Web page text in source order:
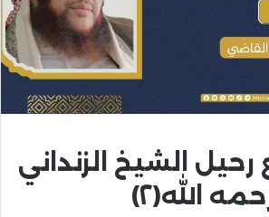
الشيخ الزنداني
الله(٢)